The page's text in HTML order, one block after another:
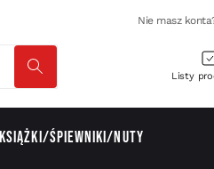
Nie masz
Listy
Książki/Śpiewniki/Nuty